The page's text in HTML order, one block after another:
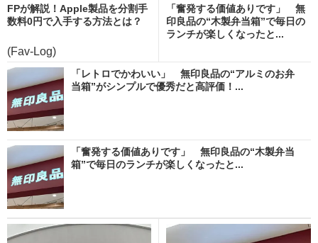
FPが解説！Apple製品を分割手
数料0円で入手する方法とは？
(Fav-Log)
「奮発する価値ありです」 無
印良品の“木製弁当箱”で毎日の
ランチが楽しくなったと...
「レトロでかわいい」 無印良品の“アルミのお弁
当箱”がシンプルで優秀だと高評価！...
「奮発する価値ありです」 無印良品の“木製弁当
箱”で毎日のランチが楽しくなったと...